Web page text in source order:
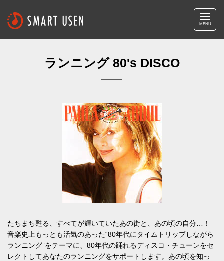
MENU
ランニング 80's DISCO
たちまち甦る、すべてが輝いていたあの街と、あの頃の自分…！
音楽史上もっとも活気のあった“80年代にタイムトリップしながら
ランニング”をテーマに、80年代の踊れるディスコ・チューンをセ
レクトしてあなたのランニングをサポートします。あの頃を知っ